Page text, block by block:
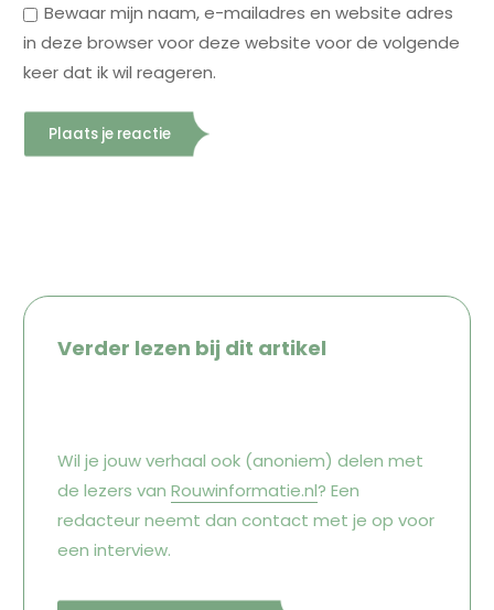
Bewaar mijn naam, e-mailadres en website adres
in deze browser voor deze website voor de volgende
keer dat ik wil reageren.
Verder lezen bij dit artikel
Wil je jouw verhaal ook (anoniem) delen met
de lezers vanRouwinformatie.nl? Een
redacteur neemt dan contact met je op voor
een interview.